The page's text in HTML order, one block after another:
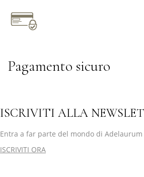
Pagamento sicuro
ISCRIVITI ALLA
Entra a far parte del mondo di
ISCRIVITI ORA